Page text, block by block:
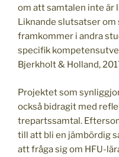
om att samtalen inte är
Liknande slutsatser
framkommer i andra
specifik
Bjerkholt & Holland,
Projektet som
också bidragit med
trepartssamtal.
till att bli en jämbördig
att fråga sig om HFU-